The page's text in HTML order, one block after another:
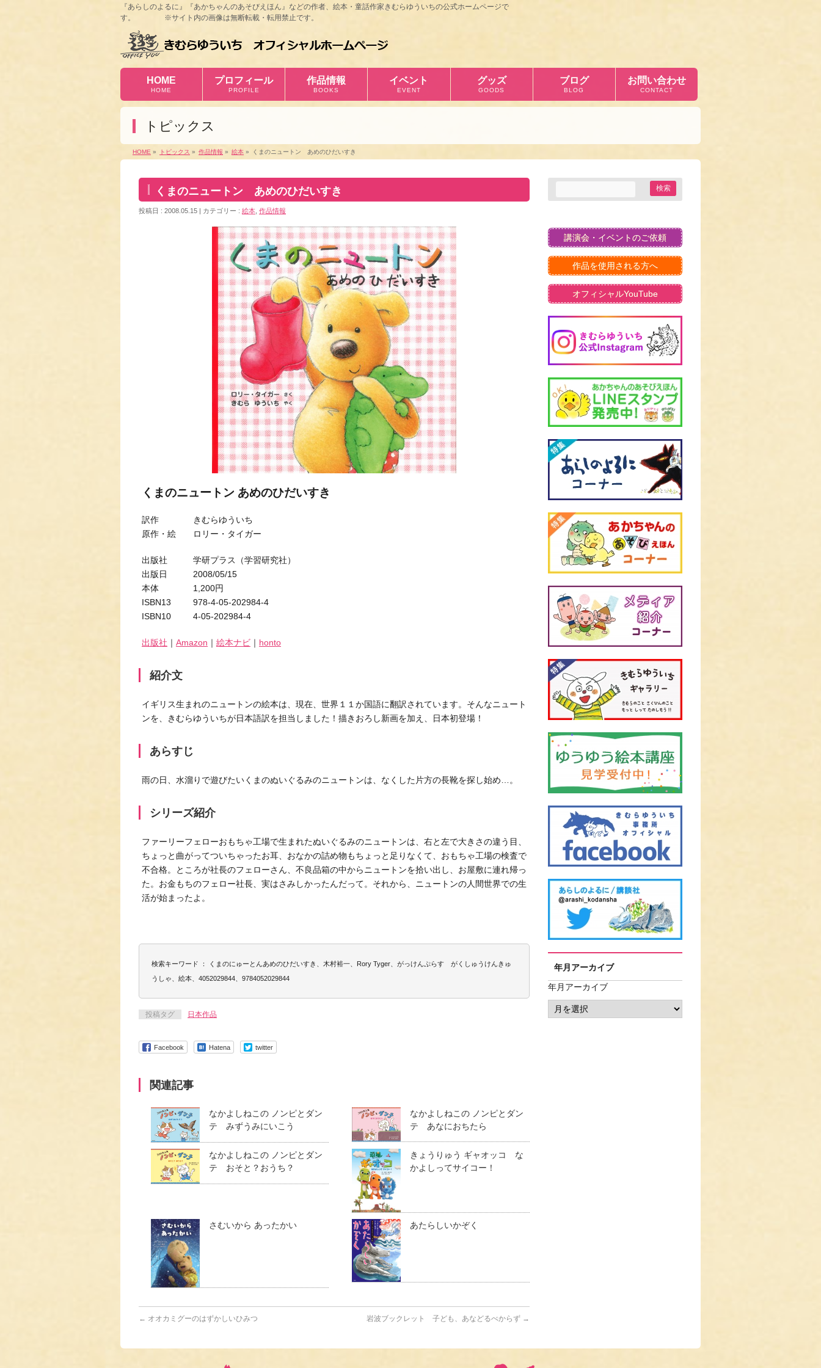
『あらしのよるに』『あかちゃんのあそびえほん』などの作者、絵本・童話作家きむらゆういちの公式ホームページで
す。 ※サイト内の画像は無断転載・転用禁止です。
HOME
HOME
プロフィール
PROFILE
作品情報
BOOKS
イベント
EVENT
グッズ
GOODS
ブログ
BLOG
お問い合わせ
CONTACT
トピックス
HOME » トピックス » 作品情報 » 絵本 » くまのニュートン あめのひだいすき
くまのニュートン あめのひだいすき
投稿日 : 2008.05.15 カテゴリー : 絵本 作品情報
くまのニュートン あめのひだいすき
訳作 きむらゆういち
原作・絵 ロリー・タイガー
出版社 学研プラス（学習研究社）
出版日 2008/05/15
本体 1,200円
ISBN13 978-4-05-202984-4
ISBN10 4-05-202984-4
出版社 ｜ Amazon ｜ 絵本ナビ ｜ honto
紹介文
イギリス生まれのニュートンの絵本は、現在、世界１１か国語に翻訳されています。そんなニュート
ンを、きむらゆういちが日本語訳を担当しました！描きおろし新画を加え、日本初登場！
あらすじ
雨の日、水溜りで遊びたいくまのぬいぐるみのニュートンは、なくした片方の長靴を探し始め…。
シリーズ紹介
ファーリーフェローおもちゃ工場で生まれたぬいぐるみのニュートンは、右と左で大きさの違う目、
ちょっと曲がってついちゃったお耳、おなかの詰め物もちょっと足りなくて、おもちゃ工場の検査で
不合格。ところが社長のフェローさん、不良品箱の中からニュートンを拾い出し、お屋敷に連れ帰っ
た。お金もちのフェロー社長、実はさみしかったんだって。それから、ニュートンの人間世界での生
活が始まったよ。
検索キーワード ： くまのにゅーとんあめのひだいすき、木村裕一、Rory Tyger、がっけんぷらす がくしゅうけんきゅ
うしゃ、絵本、4052029844、9784052029844
投稿タグ 日本作品
Facebook Hatena twitter
関連記事
なかよしねこの ノンピとダン
テ みずうみにいこう
なかよしねこの ノンピとダン
テ あなにおちたら
なかよしねこの ノンピとダン
テ おそと？おうち？
きょうりゅう ギャオッコ な
かよしってサイコー！
さむいから あったかい あたらしいかぞく
← オオカミグーのはずかしいひみつ 岩波ブックレット 子ども、あなどるべからず →
講演会・イベントのご依頼
作品を使用される方へ
オフィシャルYouTube
年月アーカイブ
年月アーカイブ